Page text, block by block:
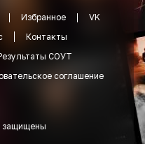
Избранное
VK
Контакты
СОУТ
соглашение
защищены